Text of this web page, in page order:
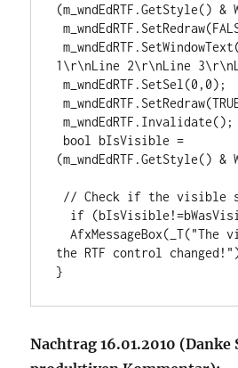
(m_wndEdRTF.GetStyle() &
1\r\nLine 2\r\nLine
m_wndEdRTF.SetSel(0,0);
m_wndEdRTF.Invalidate();
bool bIsVisible =
(m_wndEdRTF.GetStyle() &
  AfxMessageBox(_T("The visible state of
the RTF control
}
Nachtrag 16.01.2010